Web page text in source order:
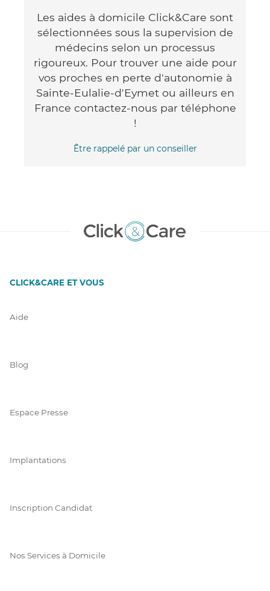
Les aides à domicile Click&Care sont
sélectionnées sous la supervision de
médecins selon un processus
rigoureux. Pour trouver une aide pour
vos proches en perte d'autonomie à
Sainte-Eulalie-d'Eymet ou ailleurs en
France contactez-nous par téléphone
!
Être rappelé par un conseiller
CLICK&CARE ET VOUS
Aide
Blog
Espace Presse
Implantations
Inscription Candidat
Nos Services à Domicile